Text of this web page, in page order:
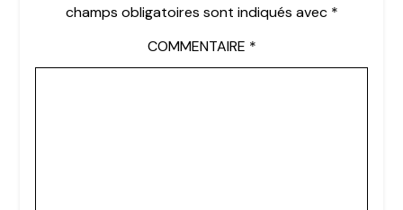
champs obligatoires sont indiqués avec *
COMMENTAIRE *